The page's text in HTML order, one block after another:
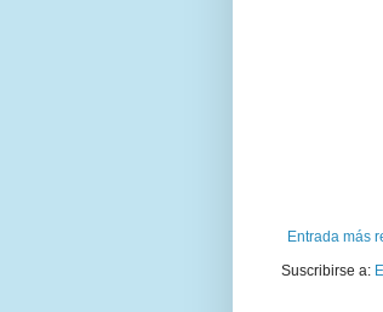
Entrada más
Suscribirse a: